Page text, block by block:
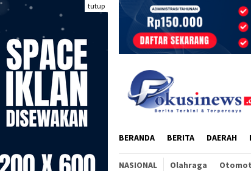
Loncat
konten
tutup
BERANDA BERITA DAERAH
NASIONAL Olahraga